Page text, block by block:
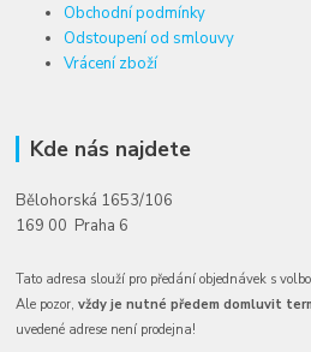
Obchodní podmínky
Odstoupení od smlouvy
Vrácení zboží
Kde nás najdete
Bělohorská 1653/106
169 00 Praha 6
Tato adresa slouží pro předání objednávek s
Ale pozor,vždy je nutné předem domluvit
uvedené adrese není prodejna!